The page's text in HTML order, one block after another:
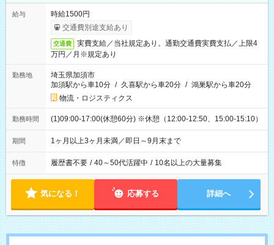
給与
時給1500円
交通費別途支給あり
交通費
実費支給／当社規定あり。通勤交通費実費支払／上限4
万円／月※規定あり
勤務地
埼玉県加須市
加須駅から車10分 / 久喜駅から車20分 / 鴻巣駅から車20分
物流・ロジスティクス
勤務時間 (1)09:00-17:00(休憩60分) ※休憩（12:00-12:50、15:00-15:10）
期間 1ヶ月以上3ヶ月未満／即日～9月末まで
特徴 履歴書不要 / 40～50代活躍中 / 10名以上の大量募集
気になる！ 応募する 詳細へ